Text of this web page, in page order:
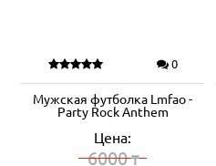
0
Мужская футболка Lmfao -
Party Rock Anthem
Цена:
6000₸